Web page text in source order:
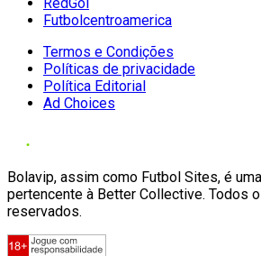
Futbolcentroamerica
Termos e Condições
Políticas de privacidade
Política Editorial
Ad Choices
Bolavip, assim como Futbol Sites, é
pertencente à Better Collective. Todos
reservados.